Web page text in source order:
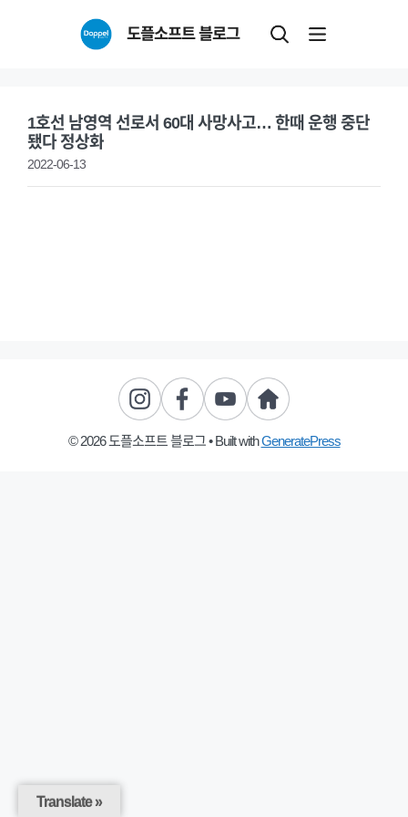
도플소프트 블로그
1호선 남영역 선로서 60대 사망사고… 한때 운행 중단
됐다 정상화
2022-06-13
© 2026 도플소프트 블로그• Built withGeneratePress
Translate »